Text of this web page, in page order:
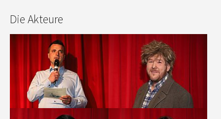
Die Akteure
Show larger version Show larger version
Show larger version Show larger version